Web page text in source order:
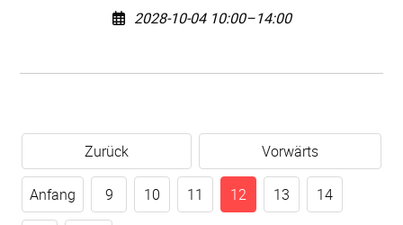
2028-10-04 10:00–14:00
Zurück Vorwärts
Anfang 9 10 11 12 13 14